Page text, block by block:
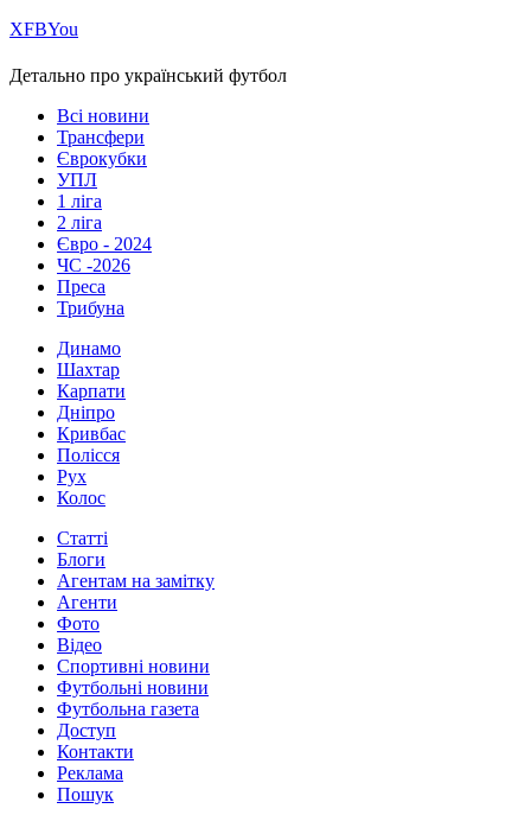
ХFBYou
Детально про український футбол
Всі новини
Трансфери
Єврокубки
УПЛ
1 ліга
2 ліга
Євро - 2024
ЧС -2026
Преса
Трибуна
Динамо
Шахтар
Карпати
Дніпро
Кривбас
Полісся
Рух
Колос
Статті
Блоги
Агентам на замітку
Агенти
Фото
Відео
Спортивні новини
Футбольні новини
Футбольна газета
Доступ
Контакти
Реклама
Пошук